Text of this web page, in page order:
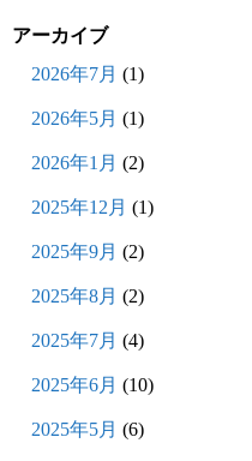
アーカイブ
2026年7月 (1)
2026年5月 (1)
2026年1月 (2)
2025年12月 (1)
2025年9月 (2)
2025年8月 (2)
2025年7月 (4)
2025年6月 (10)
2025年5月 (6)